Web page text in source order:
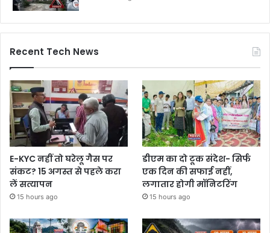
Recent Tech News
E-KYC नहीं तो घरेलू गैस पर
संकट? 15 अगस्त से पहले करा
लें सत्यापन
15 hours ago
डीएम का दो टूक संदेश- सिर्फ
एक दिन की सफाई नहीं,
लगातार होगी मॉनिटरिंग
15 hours ago